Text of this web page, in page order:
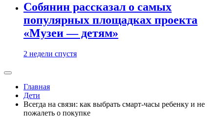
Собянин рассказал о самых
популярных площадках проекта
«Музеи — детям»
2 недели спустя
Главная
Дети
Всегда на связи: как выбрать смарт-часы ребенку и не
пожалеть о покупке